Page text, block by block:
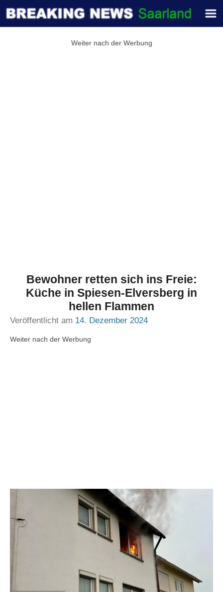
Weiter nach der Werbung
Bewohner retten sich ins Freie:
Küche in Spiesen-Elversberg in
hellen Flammen
Veröffentlicht am 14. Dezember 2024
Weiter nach der Werbung